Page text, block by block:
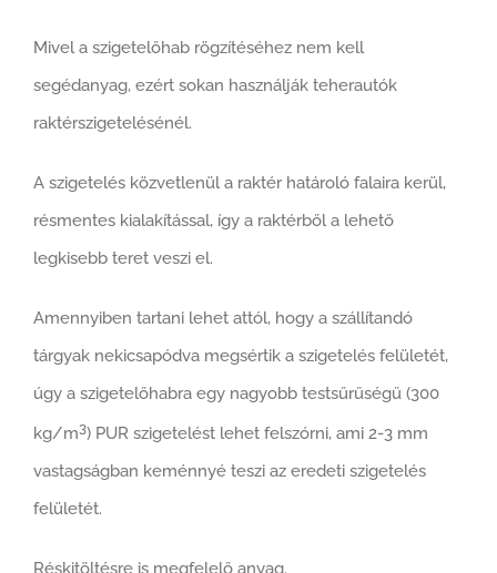
Mivel a szigetelőhab rögzítéséhez nem kell
segédanyag, ezért sokan használják teherautók
raktérszigetelésénél.
A szigetelés közvetlenül a raktér határoló falaira kerül,
résmentes kialakítással, így a raktérből a lehető
legkisebb teret veszi el.
Amennyiben tartani lehet attól, hogy a szállítandó
tárgyak nekicsapódva megsértik a szigetelés felületét,
úgy a szigetelőhabra egy nagyobb testsűrűségű (300
kg/m3) PUR szigetelést lehet felszórni, ami 2-3 mm
vastagságban keménnyé teszi az eredeti szigetelés
felületét.
Réskitöltésre is megfelelő anyag.